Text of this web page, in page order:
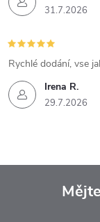
31.7.2026
Irena R.
29.7.2026
Rychlé dodání, vse